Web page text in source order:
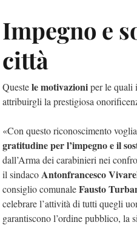
Impegno e
città
Questele motivazioniper le quali
attribuirgli la prestigiosa
«Con questo riconoscimento
gratitudine per l’impegno e il
dall’Arma dei carabinieri nei
il sindacoAntonfrancesco
consiglio comunaleFausto
celebrare l’attività di tutti quegli
garantiscono l’ordine pubblico, la